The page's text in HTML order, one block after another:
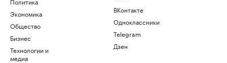
Экономика
Общество
Бизнес
Технологии и
медиа
ВКонтакте
Одноклассники
Telegram
Дзен